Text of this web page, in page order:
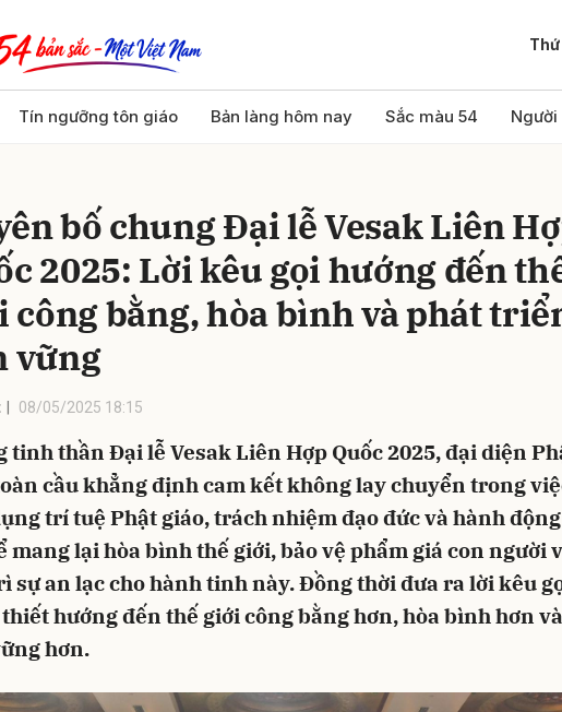
Tín ngưỡng tôn giáo Bản làng hôm nay Sắc màu 54 Người
bố chung Đại lễ Vesak Liên
2025: Lời kêu gọi hướng đến
công bằng, hòa bình và phát
vững
08/05/2025 18:15
tinh thần Đại lễ Vesak Liên Hợp Quốc 2025, đại diện
cầu khẳng định cam kết không lay chuyển trong
trí tuệ Phật giáo, trách nhiệm đạo đức và hành
mang lại hòa bình thế giới, bảo vệ phẩm giá con người
sự an lạc cho hành tinh này. Đồng thời đưa ra lời kêu
hướng đến thế giới công bằng hơn, hòa bình hơn và
hơn.
Gửi bình luận